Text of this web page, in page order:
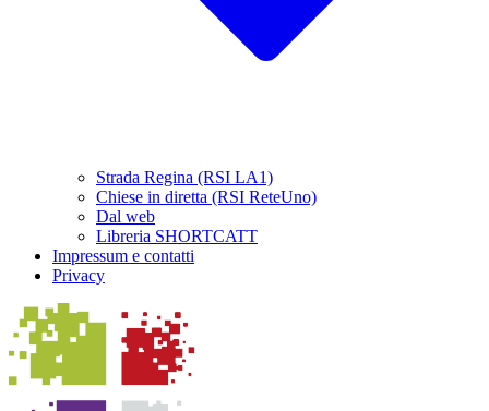
Strada Regina (RSI LA1)
Chiese in diretta (RSI ReteUno)
Dal web
Libreria SHORTCATT
Impressum e contatti
Privacy